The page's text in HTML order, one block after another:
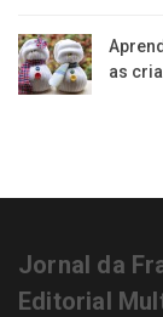
as
Jornal da
Editorial